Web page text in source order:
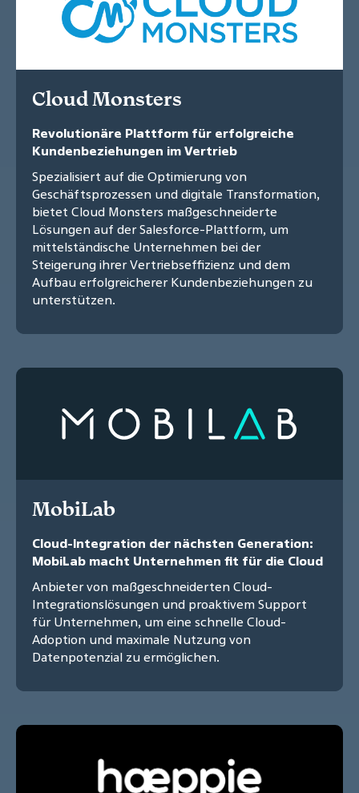
Cloud Monsters
Revolutionäre Plattform für erfolgreiche
Kundenbeziehungen im Vertrieb
Spezialisiert auf die Optimierung von
Geschäftsprozessen und digitale Transformation,
bietet Cloud Monsters maßgeschneiderte
Lösungen auf der Salesforce-Plattform, um
mittelständische Unternehmen bei der
Steigerung ihrer Vertriebseffizienz und dem
Aufbau erfolgreicherer Kundenbeziehungen zu
unterstützen.
MobiLab
Cloud-Integration der nächsten Generation:
MobiLab macht Unternehmen fit für die Cloud
Anbieter von maßgeschneiderten Cloud-
Integrationslösungen und proaktivem Support
für Unternehmen, um eine schnelle Cloud-
Adoption und maximale Nutzung von
Datenpotenzial zu ermöglichen.